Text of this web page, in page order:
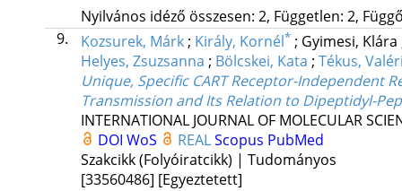
Nyilvános idéző összesen: 2, Független: 2,
9.
Kozsurek, Márk ; Király, Kornél* ; Gyimesi, Klára
Helyes, Zsuzsanna ; Bölcskei, Kata ; Tékus,
Unique, Specific CART Receptor-Independent
Transmission and Its Relation to Dipeptidyl-
INTERNATIONAL JOURNAL OF MOLECULAR
DOI WoS REALScopus PubMed
Szakcikk (Folyóiratcikk) | Tudományos
[33560486] [Egyeztetett]